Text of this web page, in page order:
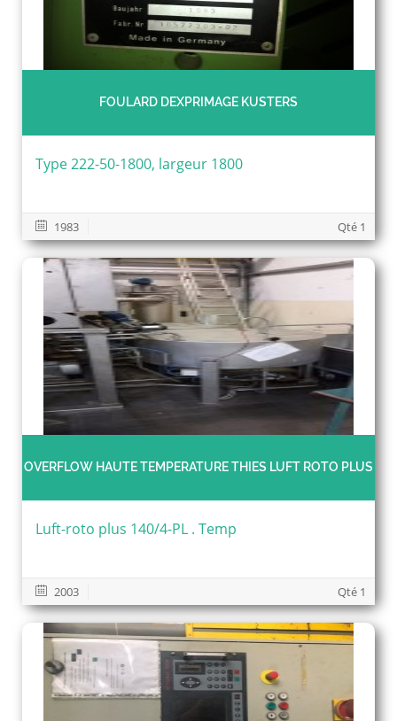
FOULARD DEXPRIMAGE KUSTERS
Type 222-50-1800, largeur 1800
1983 Qté 1
OVERFLOW HAUTE TEMPERATURE THIES LUFT ROTO PLUS
Luft-roto plus 140/4-PL . Temp
2003 Qté 1